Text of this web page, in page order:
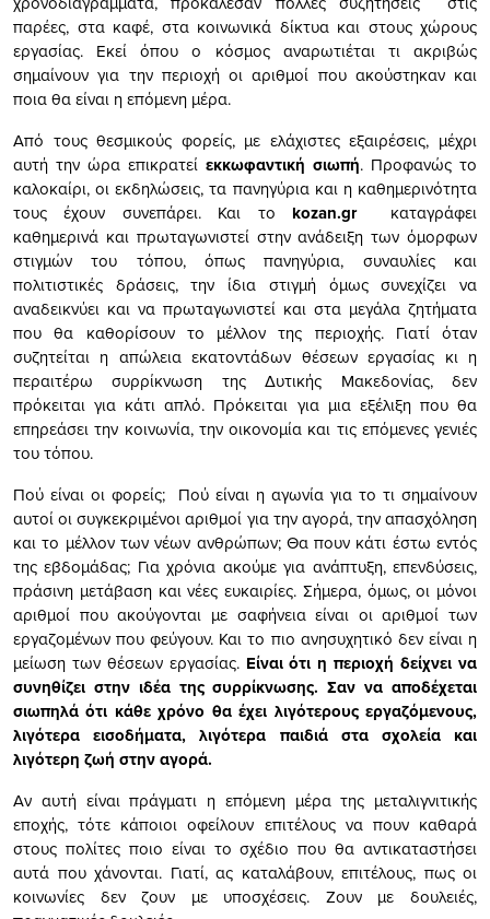
παρέες, στα καφέ, στα κοινωνικά δίκτυα και στους χώρους
εργασίας. Εκεί όπου ο κόσμος αναρωτιέται τι ακριβώς
σημαίνουν για την περιοχή οι αριθμοί που ακούστηκαν και
ποια θα είναι η επόμενη μέρα.
Από τους θεσμικούς φορείς, με ελάχιστες εξαιρέσεις, μέχρι
αυτή την ώρα επικρατεί εκκωφαντική σιωπή. Προφανώς το
καλοκαίρι, οι εκδηλώσεις, τα πανηγύρια και η καθημερινότητα
τους έχουν συνεπάρει. Και το kozan.gr
καταγράφει
καθημερινά και πρωταγωνιστεί στην ανάδειξη των όμορφων
στιγμών του τόπου, όπως πανηγύρια, συναυλίες και
πολιτιστικές δράσεις, την ίδια στιγμή όμως συνεχίζει να
αναδεικνύει και να πρωταγωνιστεί και στα μεγάλα ζητήματα
που θα καθορίσουν το μέλλον της περιοχής. Γιατί όταν
συζητείται η απώλεια εκατοντάδων θέσεων εργασίας κι η
περαιτέρω συρρίκνωση της Δυτικής Μακεδονίας, δεν
πρόκειται για κάτι απλό. Πρόκειται για μια εξέλιξη που θα
επηρεάσει την κοινωνία, την οικονομία και τις επόμενες γενιές
του τόπου.
Πού είναι οι φορείς; Πού είναι η αγωνία για το τι σημαίνουν
αυτοί οι συγκεκριμένοι αριθμοί για την αγορά, την απασχόληση
και το μέλλον των νέων ανθρώπων; Θα πουν κάτι έστω εντός
της εβδομάδας; Για χρόνια ακούμε για ανάπτυξη, επενδύσεις,
πράσινη μετάβαση και νέες ευκαιρίες. Σήμερα, όμως, οι μόνοι
αριθμοί που ακούγονται με σαφήνεια είναι οι αριθμοί των
εργαζομένων που φεύγουν. Και το πιο ανησυχητικό δεν είναι η
μείωση των θέσεων εργασίας.Είναι ότι η περιοχή δείχνει να
συνηθίζει στην ιδέα της συρρίκνωσης. Σαν να αποδέχεται
σιωπηλά ότι κάθε χρόνο θα έχει λιγότερους εργαζόμενους,
λιγότερα εισοδήματα, λιγότερα παιδιά στα σχολεία και
λιγότερη ζωή στην αγορά.
Αν αυτή είναι πράγματι η επόμενη μέρα της μεταλιγνιτικής
εποχής, τότε κάποιοι οφείλουν επιτέλους να πουν καθαρά
στους πολίτες ποιο είναι το σχέδιο που θα αντικαταστήσει
αυτά που χάνονται. Γιατί, ας καταλάβουν, επιτέλους, πως οι
κοινωνίες δεν ζουν με υποσχέσεις. Ζουν με δουλειές,